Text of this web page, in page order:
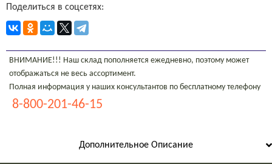
Поделиться в соцсетях:
ВНИМАНИЕ!!! Наш склад пополняется ежедневно, поэтому может
отображаться не весь ассортимент.
Полная информация у наших консультантов по бесплатному телефону
8-800-201-46-15
Дополнительное Описание